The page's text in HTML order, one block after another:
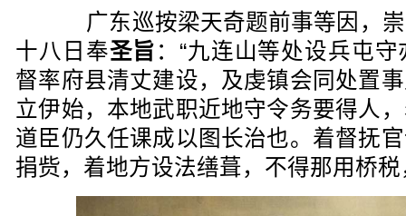
广东巡按梁天奇题前事等因，崇
十八日奉圣旨 ：“九连山等处设兵屯
督率府县清丈建设，及虔镇会同处置
立伊始，本地武职近地守令务要得人
道臣仍久任课成以图长治也。着督抚
捐赀，着地方设法缮葺，不得那用桥